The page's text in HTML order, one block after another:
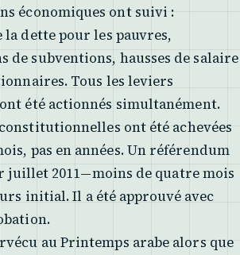
économiques ont suivi :
la dette pour les pauvres,
de subventions, hausses de salaire
Tous les leviers
été actionnés simultanément.
ont été achevées
pas en années. Un référendum
juillet 2011—moins de quatre mois
initial. Il a été approuvé avec
au Printemps arabe alors que